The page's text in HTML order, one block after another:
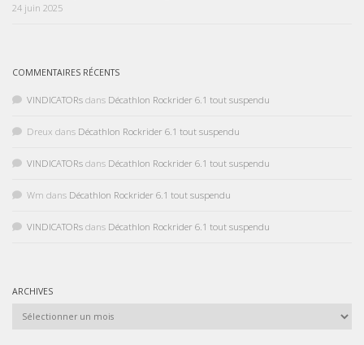
24 juin 2025
COMMENTAIRES RÉCENTS
VINDICATORs dans Décathlon Rockrider 6.1 tout suspendu
Dreux dans Décathlon Rockrider 6.1 tout suspendu
VINDICATORs dans Décathlon Rockrider 6.1 tout suspendu
Wm dans Décathlon Rockrider 6.1 tout suspendu
VINDICATORs dans Décathlon Rockrider 6.1 tout suspendu
ARCHIVES